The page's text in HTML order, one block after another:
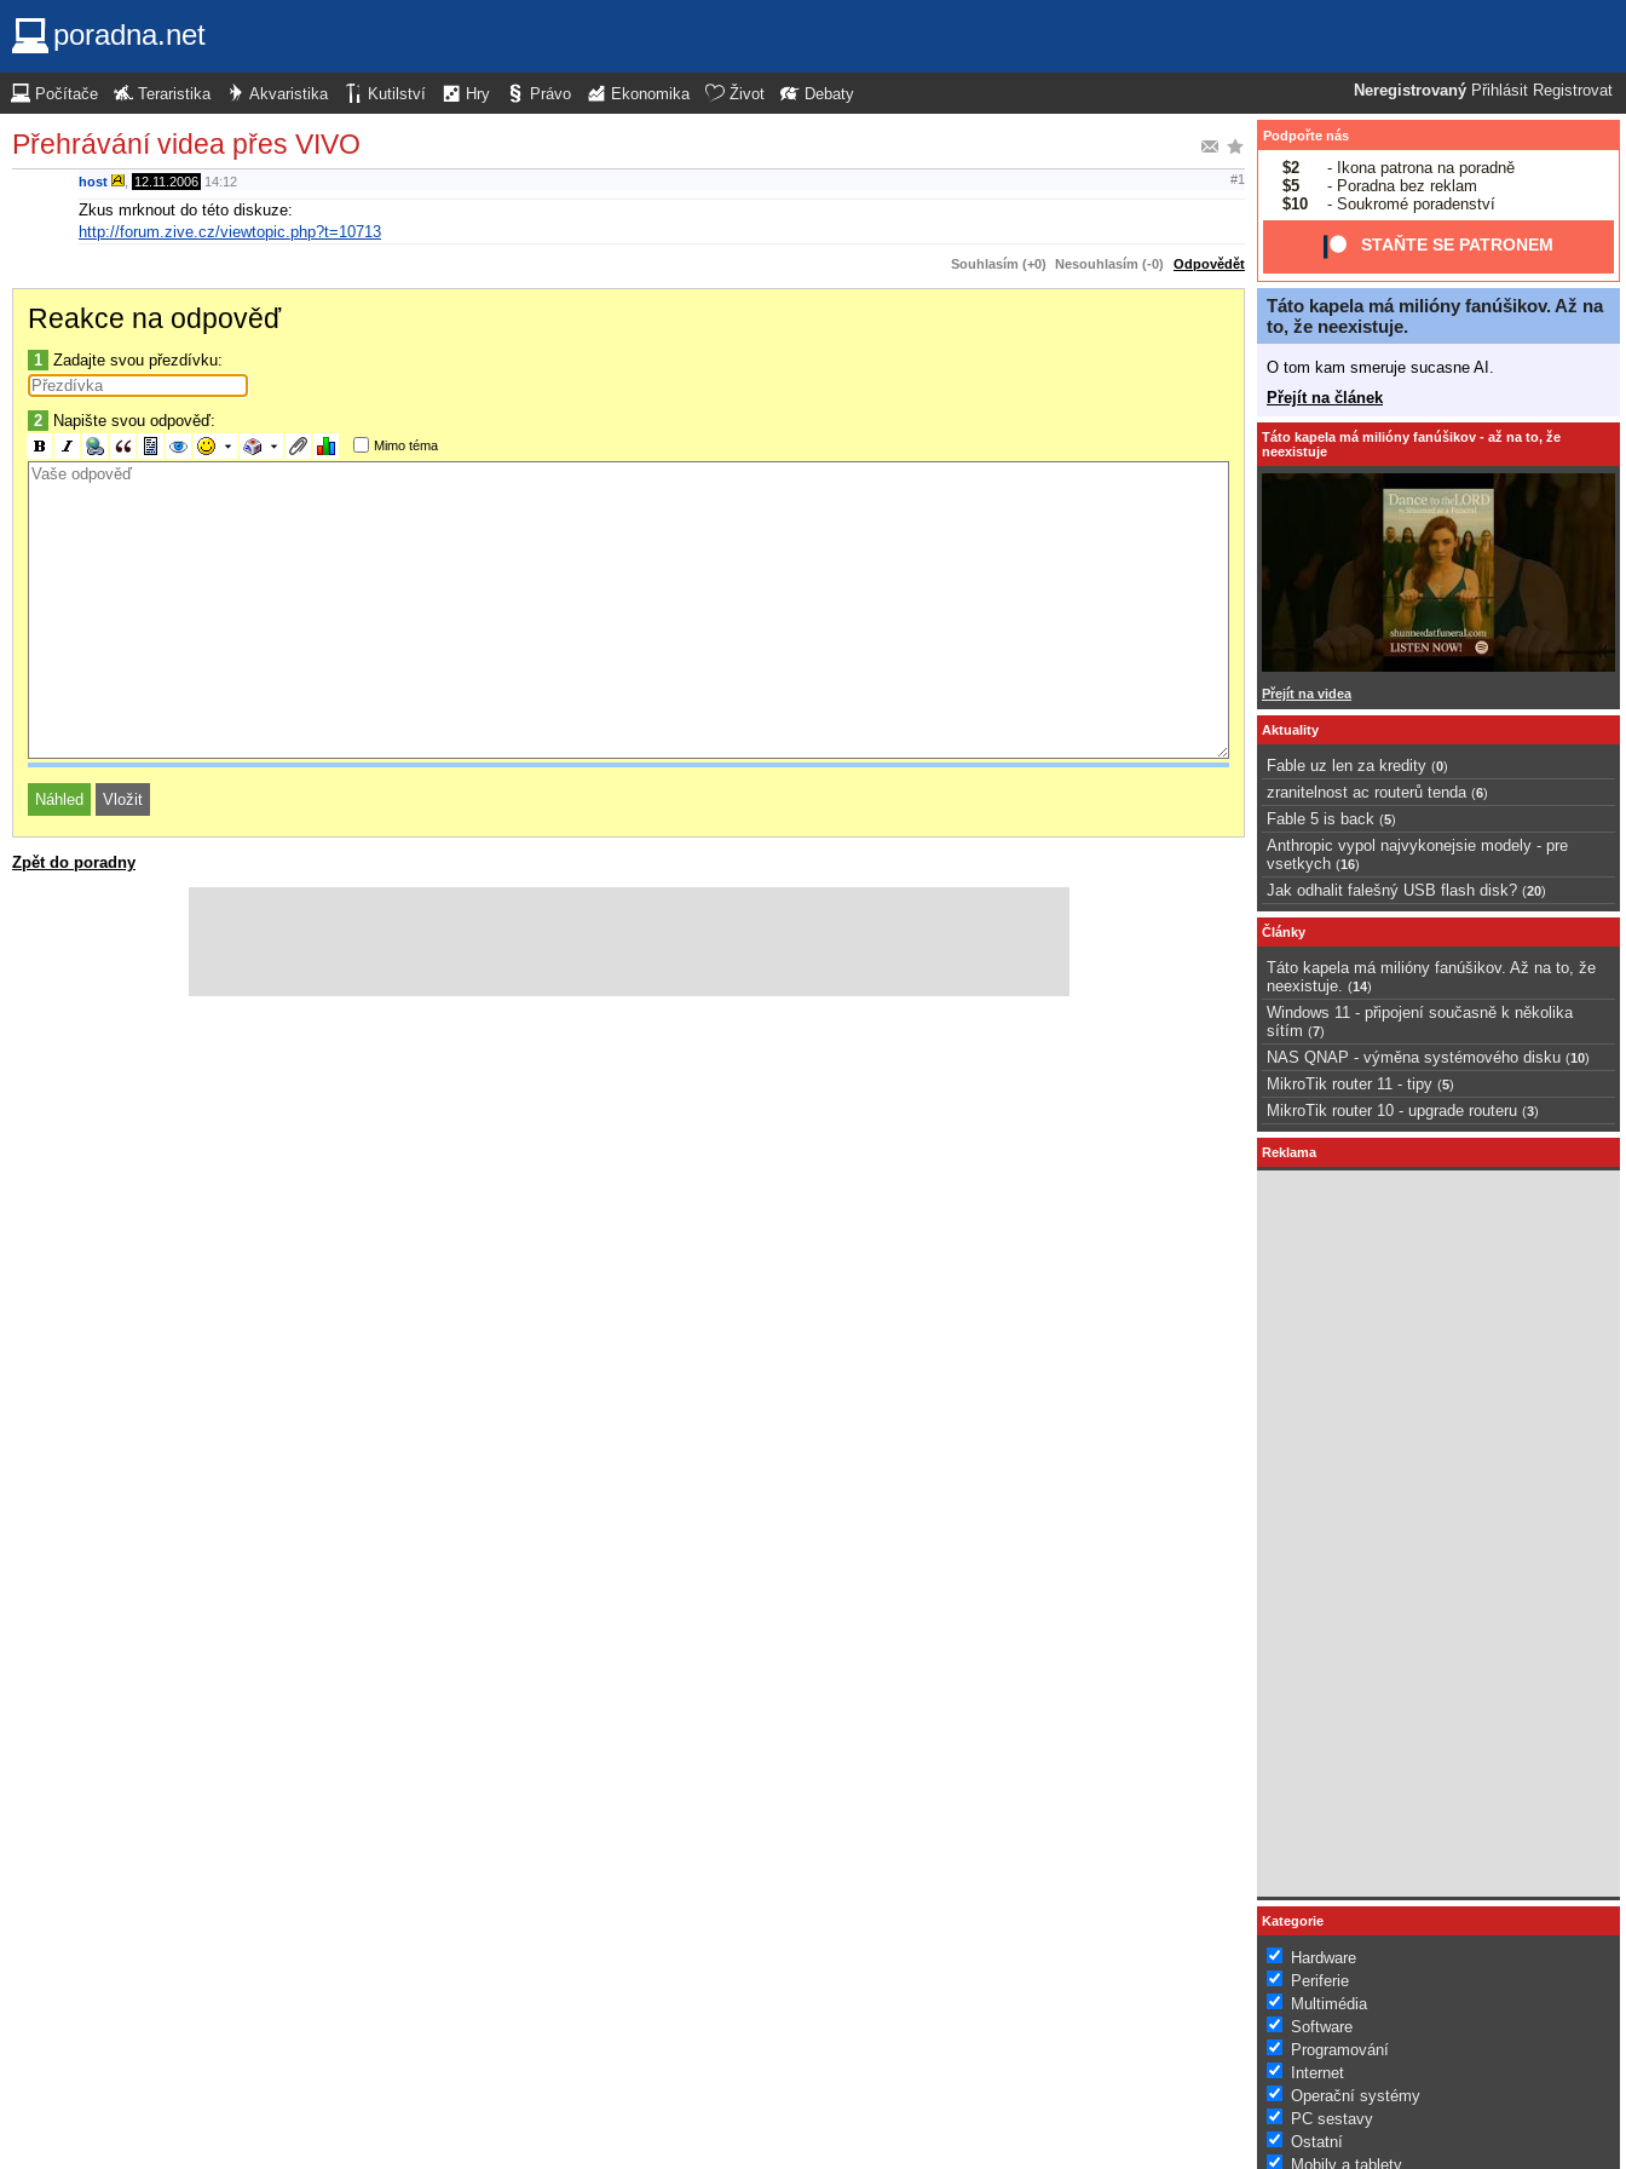
poradna.net
Neregistrovaný Přihlásit Registrovat
Počítače Teraristika Akvaristika Kutilství Hry Právo Ekonomika Život Debaty
Přehrávání videa přes VIVO
host 12.11.2006 14:12 #1
Zkus mrknout do této diskuze:
http://forum.zive.cz/viewtopic.php?t=10713
Souhlasím (+0) Nesouhlasím (-0) Odpovědět
Reakce na odpověď
1 Zadajte svou přezdívku:
2 Napište svou odpověď:
Mimo téma
Zpět do poradny
Podpořte nás
$2
- Ikona patrona na poradně
$5
- Poradna bez reklam
$10
- Soukromé poradenství
STAŇTE SE PATRONEM
Táto kapela má milióny fanúšikov. Až na
to, že neexistuje.
O tom kam smeruje sucasne AI.
Přejít na článek
Táto kapela má milióny fanúšikov - až na to, že
neexistuje
Přejít na videa
Aktuality
Fable uz len za kredity (0)
zranitelnost ac routerů tenda (6)
Fable 5 is back (5)
Anthropic vypol najvykonejsie modely - pre
vsetkych (16)
Jak odhalit falešný USB flash disk? (20)
Články
Táto kapela má milióny fanúšikov. Až na to, že
neexistuje.
(14)
Windows 11 - připojení současně k několika
sítím (7)
NAS QNAP - výměna systémového disku (10)
MikroTik router 11 - tipy (5)
MikroTik router 10 - upgrade routeru (3)
Reklama
Kategorie
Hardware
Periferie
Multimédia
Software
Programování
Internet
Operační systémy
PC sestavy
Ostatní
Mobily a tablety